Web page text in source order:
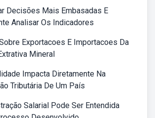
Decisões Mais Embasadas E
Analisar Os Indicadores
Exportacoes E Importacoes Da
Mineral
Impacta Diretamente Na
Tributária De Um País
Salarial Pode Ser Entendida